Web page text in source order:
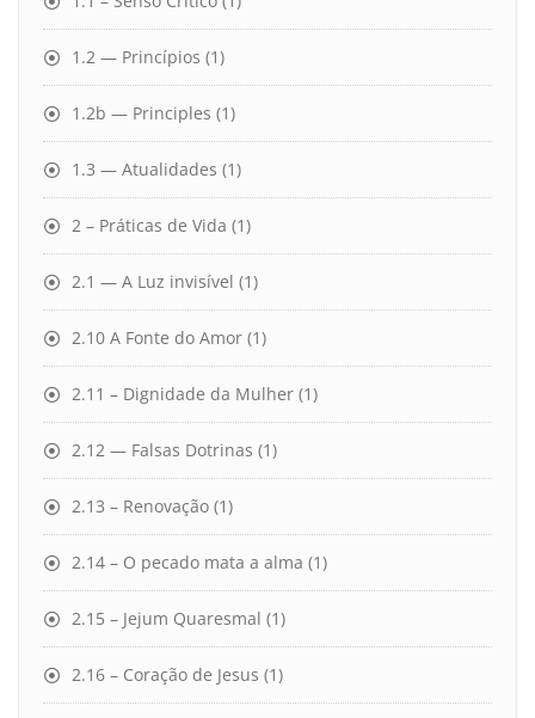
1.2 — Princípios (1)
1.2b — Principles (1)
1.3 — Atualidades (1)
2 – Práticas de Vida (1)
2.1 — A Luz invisível (1)
2.10 A Fonte do Amor (1)
2.11 – Dignidade da Mulher (1)
2.12 — Falsas Dotrinas (1)
2.13 – Renovação (1)
2.14 – O pecado mata a alma (1)
2.15 – Jejum Quaresmal (1)
2.16 – Coração de Jesus (1)